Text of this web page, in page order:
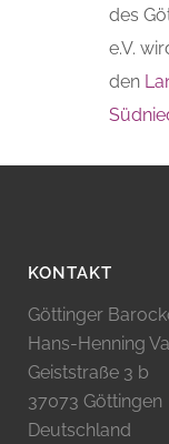
des
e.V.
den
KONTAKT
Göttinger
Hans-Henning
Geiststraße 3 b
37073 Göttingen
Deutschland